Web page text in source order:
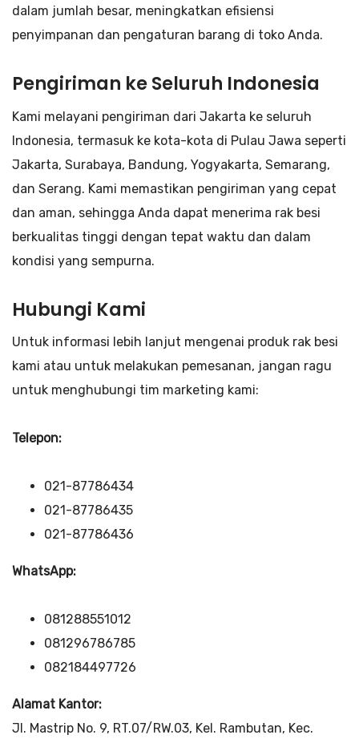
dalam jumlah besar, meningkatkan efisiensi
penyimpanan dan pengaturan barang di toko Anda.
Pengiriman ke Seluruh Indonesia
Kami melayani pengiriman dari Jakarta ke seluruh
Indonesia, termasuk ke kota-kota di Pulau Jawa seperti
Jakarta, Surabaya, Bandung, Yogyakarta, Semarang,
dan Serang. Kami memastikan pengiriman yang cepat
dan aman, sehingga Anda dapat menerima rak besi
berkualitas tinggi dengan tepat waktu dan dalam
kondisi yang sempurna.
Hubungi Kami
Untuk informasi lebih lanjut mengenai produk rak besi
kami atau untuk melakukan pemesanan, jangan ragu
untuk menghubungi tim marketing kami:
Telepon:
021-87786434
021-87786435
021-87786436
WhatsApp:
081288551012
081296786785
082184497726
Alamat Kantor:
Jl. Mastrip No. 9, RT.07/RW.03, Kel. Rambutan, Kec.